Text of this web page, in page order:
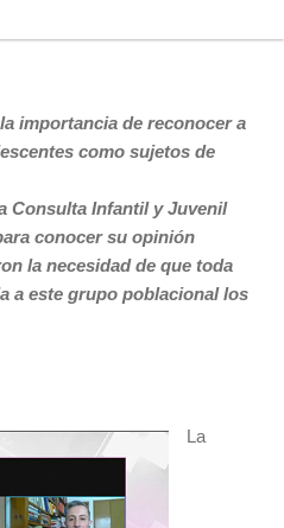
importancia de reconocer a
como sujetos de
Consulta Infantil y Juvenil
conocer su opinión
la necesidad de que toda
a este grupo poblacional los
La